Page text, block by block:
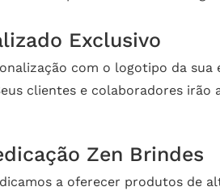
Exclusivo
com o logotipo da
clientes e colaboradores
Zen Brindes
a oferecer produtos de